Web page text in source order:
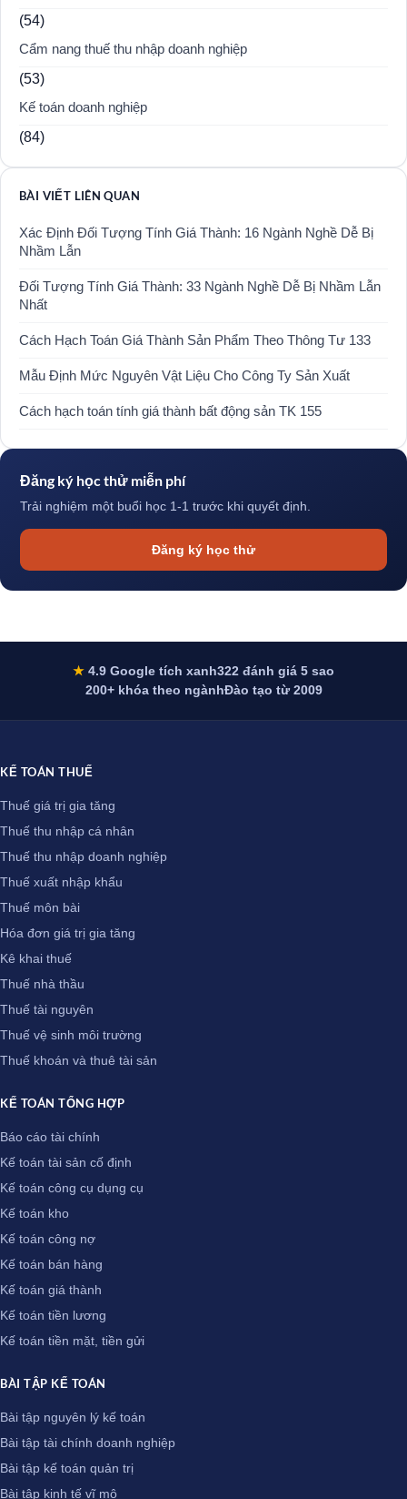
(54)
Cẩm nang thuế thu nhập doanh nghiệp
(53)
Kế toán doanh nghiệp
(84)
BÀI VIẾT LIÊN QUAN
Xác Định Đối Tượng Tính Giá Thành: 16 Ngành Nghề Dễ Bị
Nhầm Lẫn
Đối Tượng Tính Giá Thành: 33 Ngành Nghề Dễ Bị Nhầm Lẫn
Nhất
Cách Hạch Toán Giá Thành Sản Phẩm Theo Thông Tư 133
Mẫu Định Mức Nguyên Vật Liệu Cho Công Ty Sản Xuất
Cách hạch toán tính giá thành bất động sản TK 155
Đăng ký học thử miễn phí
Trải nghiệm một buổi học 1-1 trước khi quyết định.
Đăng ký học thử
★ 4.9 Google tích xanh322 đánh giá 5 sao
200+ khóa theo ngànhĐào tạo từ 2009
KẾ TOÁN THUẾ
Thuế giá trị gia tăng
Thuế thu nhập cá nhân
Thuế thu nhập doanh nghiệp
Thuế xuất nhập khẩu
Thuế môn bài
Hóa đơn giá trị gia tăng
Kê khai thuế
Thuế nhà thầu
Thuế tài nguyên
Thuế vệ sinh môi trường
Thuế khoán và thuê tài sản
KẾ TOÁN TỔNG HỢP
Báo cáo tài chính
Kế toán tài sản cố định
Kế toán công cụ dụng cụ
Kế toán kho
Kế toán công nợ
Kế toán bán hàng
Kế toán giá thành
Kế toán tiền lương
Kế toán tiền mặt, tiền gửi
BÀI TẬP KẾ TOÁN
Bài tập nguyên lý kế toán
Bài tập tài chính doanh nghiệp
Bài tập kế toán quản trị
Bài tập kinh tế vĩ mô